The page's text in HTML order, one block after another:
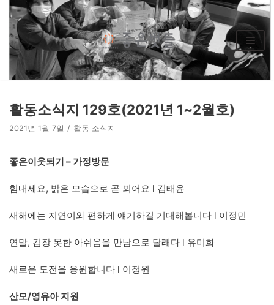
콘
텐
츠
로
건
뛰
기
활동소식지 129호(2021년 1~2월호)
2021년 1월 7일 활동 소식지
좋은이웃되기 – 가정방문
힘내세요, 밝은 모습으로 곧 뵈어요 l 김태윤
새해에는 지연이와 편하게 얘기하길 기대해봅니다 l 이정민
연말, 김장 못한 아쉬움을 만남으로 달래다 l 유미화
새로운 도전을 응원합니다 l 이정원
산모/영유아 지원